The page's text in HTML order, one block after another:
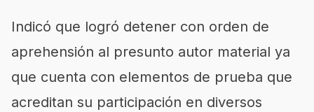
Indicó que logró detener con orden de
aprehensión al presunto autor material ya
que cuenta con elementos de prueba que
acreditan su participación en diversos